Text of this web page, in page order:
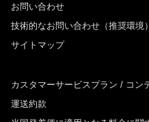
お問い合わせ
技術的なお問い合わせ（推奨環境）
サイトマップ
カスタマーサービスプラン / コン
運送約款